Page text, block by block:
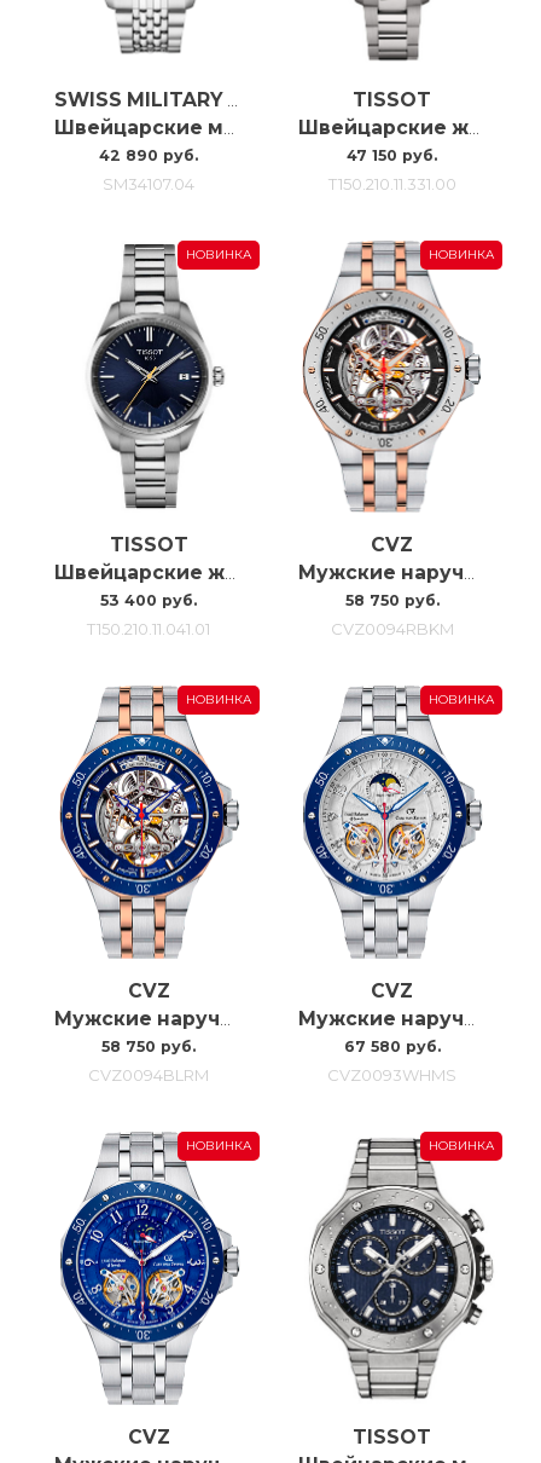
42 890 руб.
SM34107.04
TISSOT
Швейцарские женские наручные часы Tissot Pr100 34mm T150.210.11.331.00
47 150 руб.
T150.210.11.331.00
НОВИНКА
TISSOT
Швейцарские женские наручные часы Tissot Pr 100 Jungfraubahn 34MM
53 400 руб.
T150.210.11.041.01
НОВИНКА
CVZ
Мужские наручные часы с автоподзаводом Carl Von Zeyten CVZ0094RBKM
58 750 руб.
CVZ0094RBKM
НОВИНКА
CVZ
58 750 руб.
CVZ0094BLRM
НОВИНКА
CVZ
67 580 руб.
CVZ0093WHMS
НОВИНКА
CVZ
НОВИНКА
TISSOT